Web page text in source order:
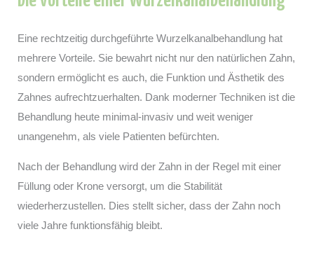
Eine rechtzeitig durchgeführte Wurzelkanalbehandlung hat
mehrere Vorteile. Sie bewahrt nicht nur den natürlichen Zahn,
sondern ermöglicht es auch, die Funktion und Ästhetik des
Zahnes aufrechtzuerhalten. Dank moderner Techniken ist die
Behandlung heute minimal-invasiv und weit weniger
unangenehm, als viele Patienten befürchten.
Nach der Behandlung wird der Zahn in der Regel mit einer
Füllung oder Krone versorgt, um die Stabilität
wiederherzustellen. Dies stellt sicher, dass der Zahn noch
viele Jahre funktionsfähig bleibt.